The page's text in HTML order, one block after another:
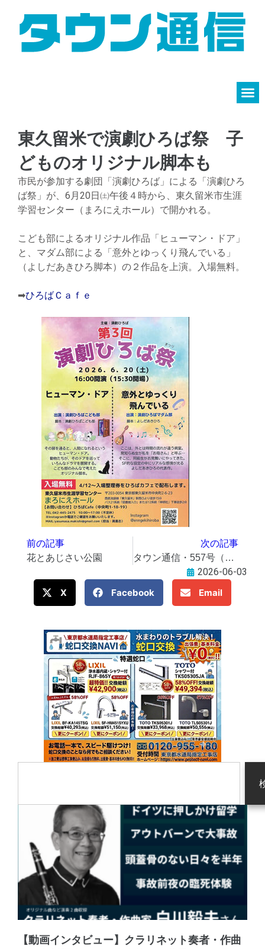
東久留米で演劇ひろば祭 子
どものオリジナル脚本も
市民が参加する劇団「演劇ひろば」による「演劇ひろ
ば祭」が、6月20日㈯午後４時から、東久留米市生涯
学習センター（まろにえホール）で開かれる。
こども部によるオリジナル作品「ヒューマン・ドア」
と、マダム部による「意外とゆっくり飛んでいる」
（よしだあきひろ脚本）の２作品を上演。入場無料。
➡ひろばＣａｆｅ
前の記事
花とあじさい公園
次の記事
タウン通信・557号（2026年6月3日発行）
2026-06-03
X
Facebook Email
【動画インタビュー】クラリネット奏者・作曲